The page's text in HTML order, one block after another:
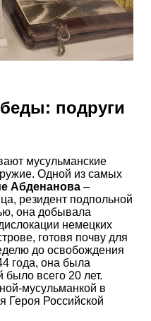
подруги
мусульманские
Одной из самых
Абденанова –
резидент подпольной
она добывала
немецких
готовя почву для
до освобождения
года, она была
всего 20 лет.
мусульманкой в
Героя Российской